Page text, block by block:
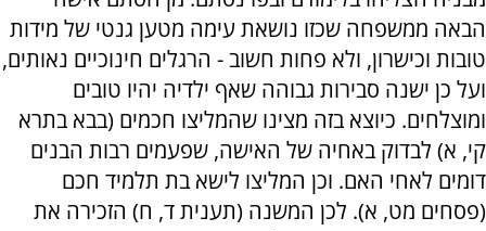
הבאה ממשפחה שכזו נושאת עימה מטען גנטי של מידות
טובות וכישרון, ולא פחות חשוב - הרגלים חינוכיים נאותים,
ועל כן ישנה סבירות גבוהה שאף ילדיה יהיו טובים
ומוצלחים. כיוצא בזה מצינו שהמליצו חכמים (בבא בתרא
קי, א) לבדוק באחיה של האישה, שפעמים רבות הבנים
דומים לאחי האם. וכן המליצו לישא בת תלמיד חכם
(פסחים מט, א). לכן המשנה (תענית ד, ח) הזכירה את